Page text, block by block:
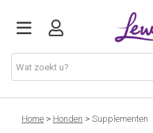
Honden
Home > Honden > Supplementen